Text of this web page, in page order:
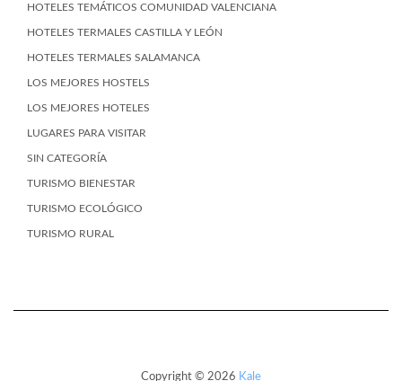
HOTELES TEMÁTICOS COMUNIDAD VALENCIANA
HOTELES TERMALES CASTILLA Y LEÓN
HOTELES TERMALES SALAMANCA
LOS MEJORES HOSTELS
LOS MEJORES HOTELES
LUGARES PARA VISITAR
SIN CATEGORÍA
TURISMO BIENESTAR
TURISMO ECOLÓGICO
TURISMO RURAL
Copyright © 2026 Kale